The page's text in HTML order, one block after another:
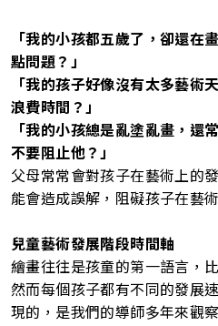
「我的小孩都五歲了，卻還在
點問題？」
「我的孩子好像沒有太多藝術
浪費時間？」
「我的小孩總是亂塗亂畫，還
不要阻止他？」
父母常常會對孩子在藝術上的
能會造成誤解，阻礙孩子在藝
兒童藝術發展階段時間軸
繪畫往往是孩童的第一語言，
然而每個孩子都有不同的發展
現的，是我們的導師多年來觀